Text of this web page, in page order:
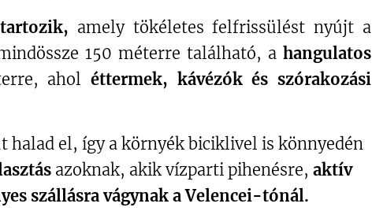
amely tökéletes felfrissülést nyújt a
150 méterre található, a hangulatos
ahol éttermek, kávézók és szórakozási
el, így a környék biciklivel is könnyedén
azoknak, akik vízparti pihenésre, aktív
szállásra vágynak a Velencei-tónál.